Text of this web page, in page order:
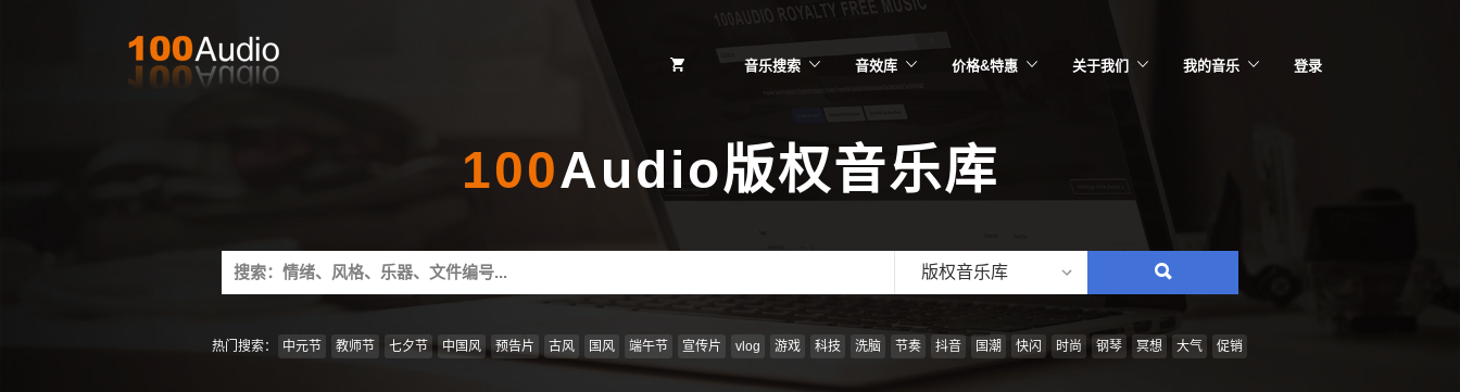
音乐搜索 音效库 价格&特惠 关于我们 我的音乐 登录
100Audio版权音乐库
Search
for:
版权音乐库
搜
情
热门搜索： 中元节 教师节 七夕节 中国风 预告片 古风 国风 端午节 宣传片 vlog 游戏 科技 洗脑 节奏 抖音 国潮 快闪 时尚 钢琴 冥想 大气 促销